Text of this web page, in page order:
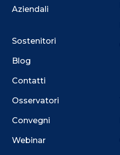
Aziendali
Sostenitori
Blog
Contatti
Osservatori
Convegni
Webinar